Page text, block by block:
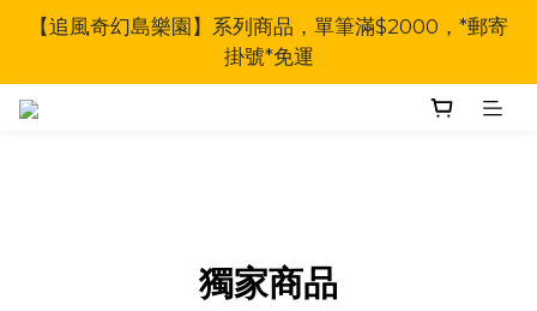
【追風奇幻島樂園】系列商品，單筆滿$2000，*郵寄
掛號*免運
【追風奇幻島樂園】系列商品，單筆滿$2000，*郵寄
掛號*免運
☀️ 暑期限定｜全館滿千 7-ELEVEN取貨送蓓朵娜極光
獨家商品